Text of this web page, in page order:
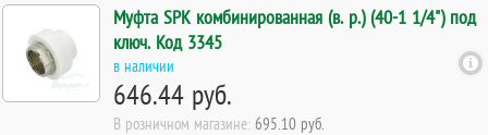
Муфта SPK комбинированная (в. р.) (40-1 1/4") под
ключ. Код 3345
в наличии
646.44 руб.
В розничном магазине: 695.10 руб.